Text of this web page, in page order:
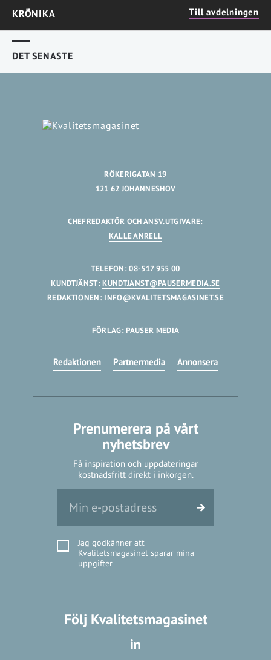
KRÖNIKA Till avdelningen
DET SENASTE
RÖKERIGATAN 19
121 62 JOHANNESHOV
CHEFREDAKTÖR OCH ANSV.UTGIVARE:
KALLE ANRELL
TELEFON: 08-517 955 00
KUNDTJÄNST:KUNDTJANST@PAUSERMEDIA.SE
REDAKTIONEN: INFO@KVALITETSMAGASINET.SE
FÖRLAG: PAUSER MEDIA
Redaktionen Partnermedia Annonsera
Prenumerera på vårt
nyhetsbrev
Få inspiration och uppdateringar
kostnadsfritt direkt i inkorgen.
Jag godkänner att
Kvalitetsmagasinet sparar mina
uppgifter
Följ Kvalitetsmagasinet